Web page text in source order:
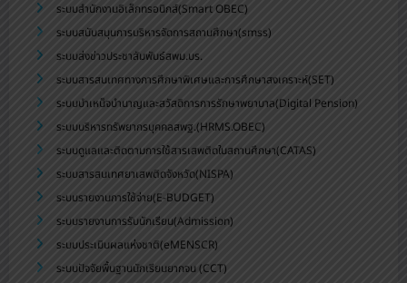
ระบบสำนักงานอิเล็กทรอนิกส์(Smart OBEC)
ระบบสนับสนุนการบริหารจัดการสถานศึกษา(smss)
ระบบส่งข่าวประชาสัมพันธ์สพม.บร.
ระบบสารสนเทศทางการศึกษาพิเศษและการศึกษาสงเคราะห์(SET)
ระบบบำเหน็จบำนาญและสวัสดิการการรักษาพยาบาล(Digital Pension)
ระบบบริหารทรัพยากรบุคคลสพฐ.(HRMS.OBEC)
ระบบดูแลและติดตามการใช้สารเสพติดในสถานศึกษา(CATAS)
ระบบสารสนเทศยาเสพติดจังหวัด(NISPA)
ระบบรายงานการใช้จ่าย(E-BUDGET)
ระบบรายงานการรับนักเรียน(Admission)
ระบบประเมินผลแห่งชาติ(eMENSCR)
ระบบปัจจัยพื้นฐานนักเรียนยากจน (CCT)